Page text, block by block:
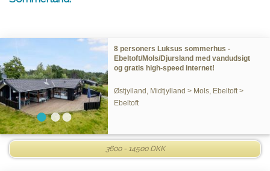
8 personers Luksus sommerhus -
Ebeltoft/Mols/Djursland med vandudsigt
og gratis high-speed internet!
Østjylland, Midtjylland > Mols, Ebeltoft >
Ebeltoft
3600 - 14500 DKK